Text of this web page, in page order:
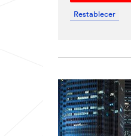
Address
Number
*Messag
e
Restablecer